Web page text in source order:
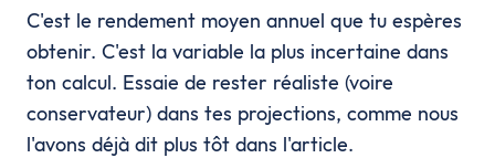
C'est le rendement moyen annuel que tu espères
obtenir. C'est la variable la plus incertaine dans
ton calcul. Essaie de rester réaliste (voire
conservateur) dans tes projections, comme nous
l'avons déjà dit plus tôt dans l'article.